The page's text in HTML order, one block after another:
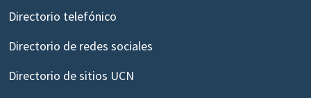
Directorio telefónico
Directorio de redes sociales
Directorio de sitios UCN